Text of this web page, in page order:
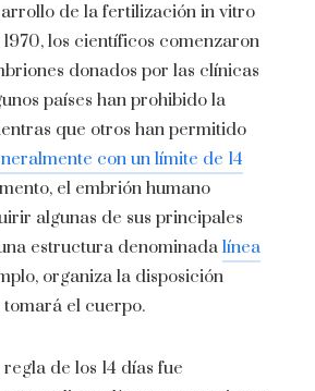
de la fertilización in vitro
los científicos comenzaron
donados por las clínicas
países han prohibido la
que otros han permitido
con un límite de 14
el embrión humano
algunas de sus principales
estructura denominada línea
organiza la disposición
tomará el cuerpo.
de los 14 días fue